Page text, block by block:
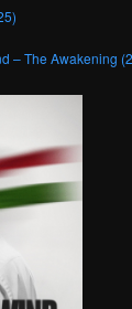
– The Awakening